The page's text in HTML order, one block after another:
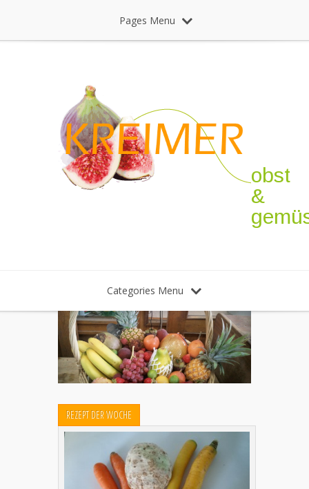
Pages Menu
obst
&
Categories Menu
REZEPT DER WOCHE